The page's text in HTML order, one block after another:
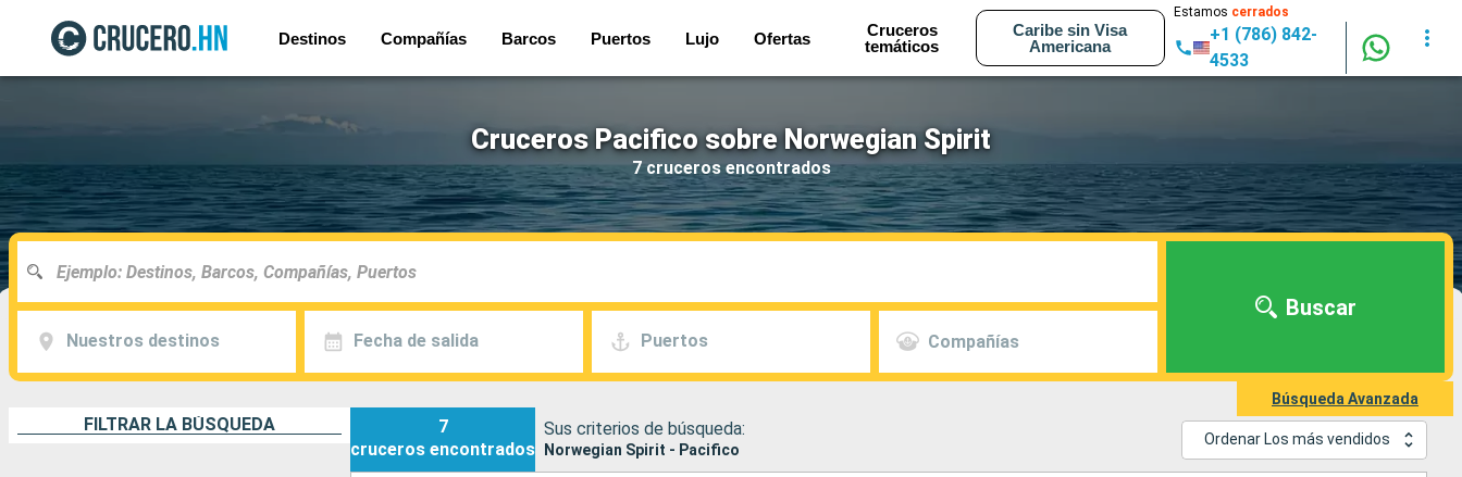
Destinos Compañías Barcos Puertos Lujo Ofertas
Cruceros
temáticos
Caribe sin Visa
Americana
Estamos cerrados
+1 (786) 842-
4533
Cruceros Pacifico sobre Norwegian Spirit
7 cruceros encontrados
Nuestros destinos Fecha de salida Puertos Compañías
Buscar
Búsqueda Avanzada
FILTRAR LA BÚSQUEDA
7
cruceros encontrados
Sus criterios de búsqueda:
Norwegian Spirit - Pacifico
Ordenar Los más vendidos